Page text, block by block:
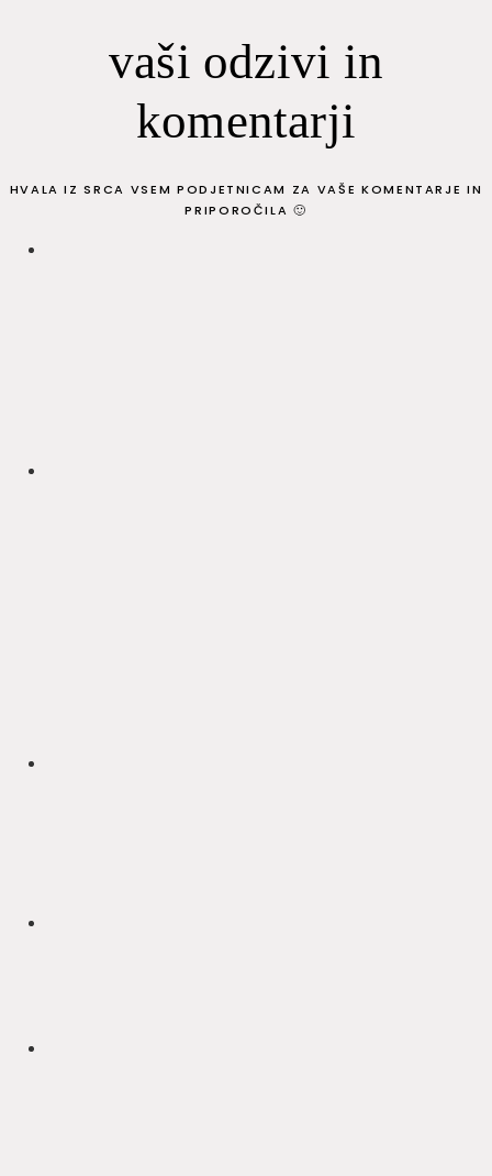
vaši odzivi in
komentarji
HVALA IZ SRCA VSEM PODJETNICAM ZA VAŠE KOMENTARJE IN
PRIPOROČILA 🙂